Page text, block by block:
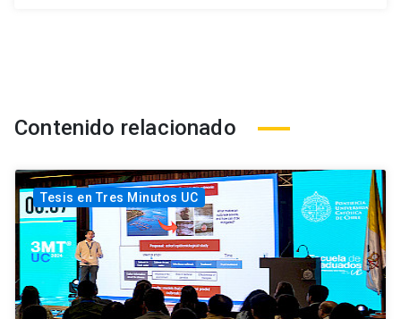
Contenido relacionado
Tesis en Tres Minutos UC